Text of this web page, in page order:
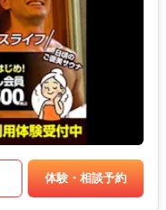
体験・相談予約